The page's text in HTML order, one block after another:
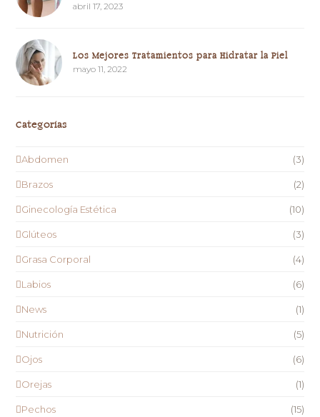
abril 17, 2023
Los Mejores Tratamientos para Hidratar la Piel
mayo 11, 2022
Categorías
Abdomen (3)
Brazos (2)
Ginecología Estética (10)
Glúteos (3)
Grasa Corporal (4)
Labios (6)
News (1)
Nutrición (5)
Ojos (6)
Orejas (1)
Pechos (15)